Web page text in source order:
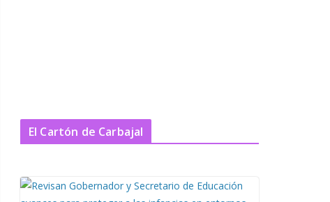
El Cartón de Carbajal